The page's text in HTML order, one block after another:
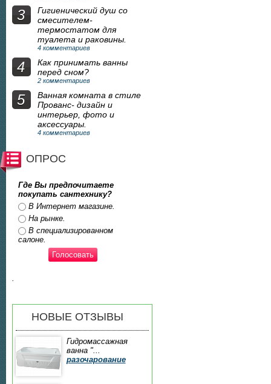
3
Гигиенический душ со
смесителем-
термостатом для
туалета и раковины.
4 комментариев
4
Как принимать ванны
перед сном?
2 комментариев
5
Ванная комната в стиле
Прованс- дизайн и
интерьер, фото и
аксессуары.
4 комментариев
ОПРОС
Где Вы предпочитаете
покупать сантехнику?
Ответы
В Интернет магазине.
На рынке.
В специализированном
салоне.
НОВЫЕ ОТЗЫВЫ
Гидромассажная
ванна "...
разочарование